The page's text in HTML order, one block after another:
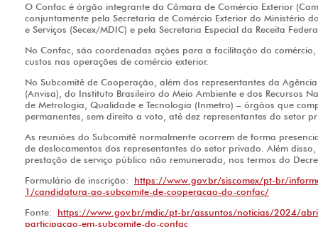
O Confac é órgão integrante da Câmara de Comércio Exterior
conjuntamente pela Secretaria de Comércio Exterior do Ministério
e Serviços (Secex/MDIC) e pela Secretaria Especial da Receita
No Confac, são coordenadas ações para a facilitação do
custos nas operações de comércio exterior.
No Subcomitê de Cooperação, além dos representantes da
(Anvisa), do Instituto Brasileiro do Meio Ambiente e dos Recursos
de Metrologia, Qualidade e Tecnologia (Inmetro) – órgãos que
permanentes, sem direito a voto, até dez representantes do setor
As reuniões do Subcomitê normalmente ocorrem de forma
de deslocamentos dos representantes do setor privado. Além
prestação de serviço público não remunerada, nos termos do
Formulário de inscrição: https://www.gov.br/siscomex/pt-br/
1/candidatura-ao-subcomite-de-cooperacao-do-confac/
Fonte: https://www.gov.br/mdic/pt-br/assuntos/noticias/2024/
participacao-em-subcomite-do-confac